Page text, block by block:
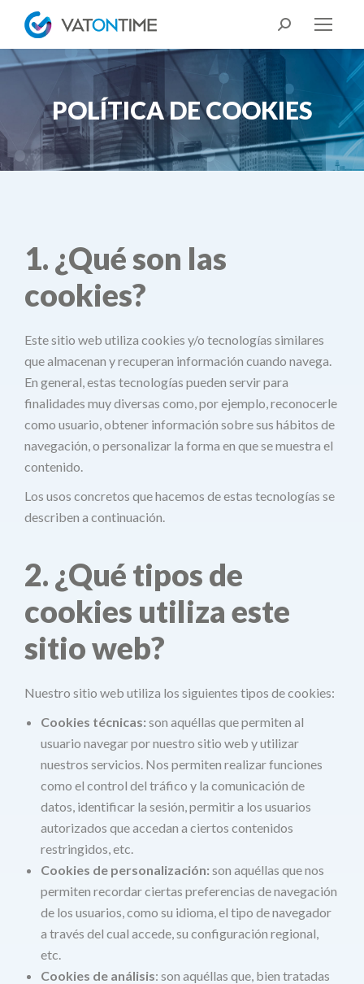
Buscar:
POLÍTICA DE COOKIES
Estás aquí:
1. ¿Qué son las
cookies?
Este sitio web utiliza cookies y/o tecnologías similares
que almacenan y recuperan información cuando navega.
En general, estas tecnologías pueden servir para
finalidades muy diversas como, por ejemplo, reconocerle
como usuario, obtener información sobre sus hábitos de
navegación, o personalizar la forma en que se muestra el
contenido.
Los usos concretos que hacemos de estas tecnologías se
describen a continuación.
2. ¿Qué tipos de
cookies utiliza este
sitio web?
Nuestro sitio web utiliza los siguientes tipos de cookies:
Cookies técnicas: son aquéllas que permiten al
usuario navegar por nuestro sitio web y utilizar
nuestros servicios. Nos permiten realizar funciones
como el control del tráfico y la comunicación de
datos, identificar la sesión, permitir a los usuarios
autorizados que accedan a ciertos contenidos
restringidos, etc.
Cookies de personalización: son aquéllas que nos
permiten recordar ciertas preferencias de navegación
de los usuarios, como su idioma, el tipo de navegador
a través del cual accede, su configuración regional,
etc.
Cookies de análisis: son aquéllas que, bien tratadas